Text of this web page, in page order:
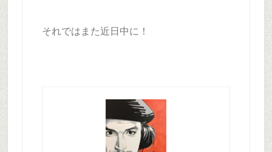
それではまた近日中に！